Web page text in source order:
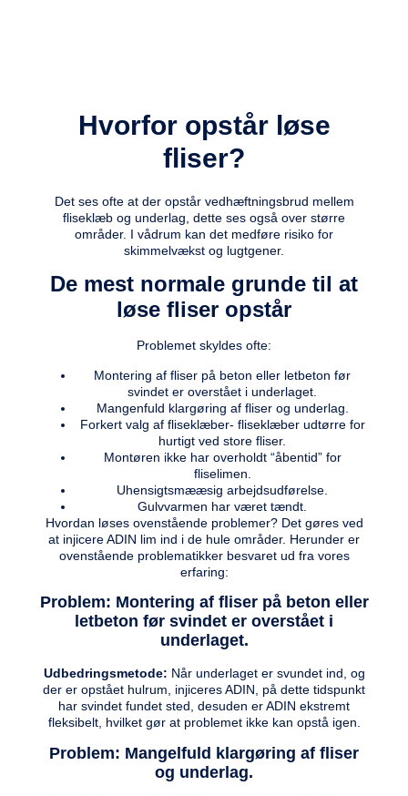
Hvorfor opstår løse
fliser?
Det ses ofte at der opstår vedhæftningsbrud mellem
fliseklæb og underlag, dette ses også over større
områder. I vådrum kan det medføre risiko for
skimmelvækst og lugtgener.
De mest normale grunde til at
løse fliser opstår
Problemet skyldes ofte:
Montering af fliser på beton eller letbeton før
svindet er overstået i underlaget.
Mangenfuld klargøring af fliser og underlag.
Forkert valg af fliseklæber- fliseklæber udtørre for
hurtigt ved store fliser.
Montøren ikke har overholdt “åbentid” for
fliselimen.
Uhensigtsmææsig arbejdsudførelse.
Gulvvarmen har været tændt.
Hvordan løses ovenstående problemer? Det gøres ved
at injicere ADIN lim ind i de hule områder. Herunder er
ovenstående problematikker besvaret ud fra vores
erfaring:
Problem: Montering af fliser på beton eller
letbeton før svindet er overstået i
underlaget.
Udbedringsmetode: Når underlaget er svundet ind, og
der er opstået hulrum, injiceres ADIN, på dette tidspunkt
har svindet fundet sted, desuden er ADIN ekstremt
fleksibelt, hvilket gør at problemet ikke kan opstå igen.
Problem: Mangelfuld klargøring af fliser
og underlag.